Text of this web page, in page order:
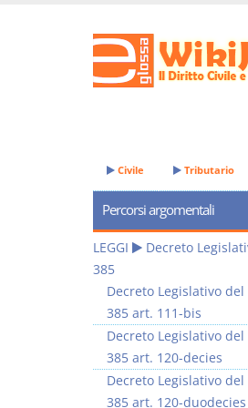
Civile Tributario
Percorsi argomentali
LEGGI Decreto
385
Decreto Legislativo
385 art. 111-bis
Decreto Legislativo
385 art. 120-decies
Decreto Legislativo
385 art. 120-duodecies